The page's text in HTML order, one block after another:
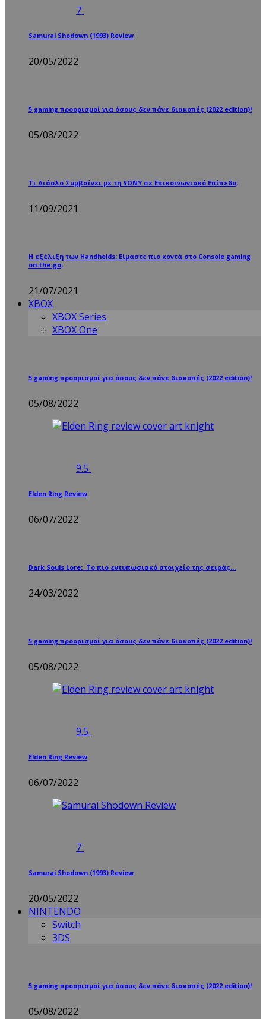
7
Samurai Shodown (1993) Review
20/05/2022
5 gaming προορισμοί για όσους δεν πάνε διακοπές (2022 edition)!
05/08/2022
Τι Διάολο Συμβαίνει με τη SONY σε Επικοινωνιακό Επίπεδο;
11/09/2021
Η εξέλιξη των Handhelds: Είμαστε πιο κοντά στο Console gaming
on-the-go;
21/07/2021
XBOX
XBOX Series
XBOX One
5 gaming προορισμοί για όσους δεν πάνε διακοπές (2022 edition)!
05/08/2022
9.5
Elden Ring Review
06/07/2022
Dark Souls Lore: Το πιο εντυπωσιακό στοιχείο της σειράς…
24/03/2022
5 gaming προορισμοί για όσους δεν πάνε διακοπές (2022 edition)!
05/08/2022
9.5
Elden Ring Review
06/07/2022
7
Samurai Shodown (1993) Review
20/05/2022
NINTENDO
Switch
3DS
5 gaming προορισμοί για όσους δεν πάνε διακοπές (2022 edition)!
05/08/2022